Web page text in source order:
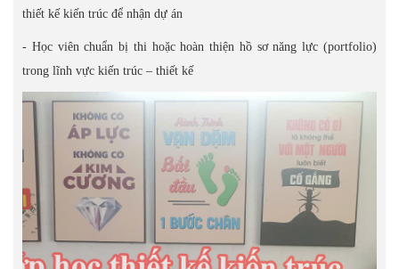
thiết kế kiến trúc để nhận dự án
- Học viên chuẩn bị thi hoặc hoàn thiện hồ sơ năng lực (portfolio)
trong lĩnh vực kiến trúc – thiết kế